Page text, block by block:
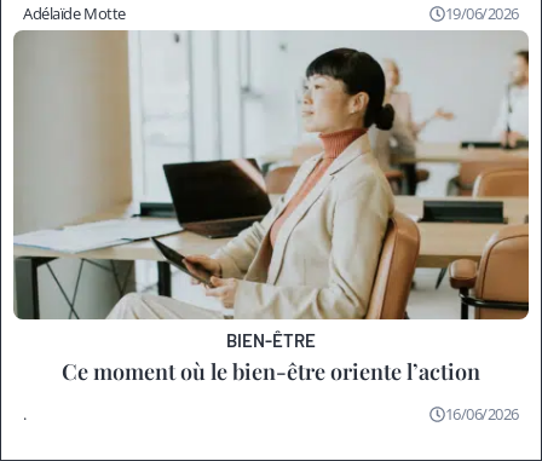
Adélaïde Motte 19/06/2026
BIEN-ÊTRE
Ce moment où le bien-être oriente l’action
. 16/06/2026